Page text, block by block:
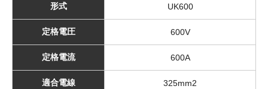
形式 UK600
定格電圧 600V
定格電流 600A
適合電線 325mm2